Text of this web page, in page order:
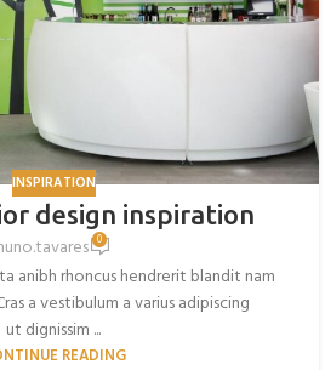
INSPIRATION
design inspiration
0
anibh rhoncus hendrerit blandit nam
a vestibulum a varius adipiscing
ut dignissim ...
READING